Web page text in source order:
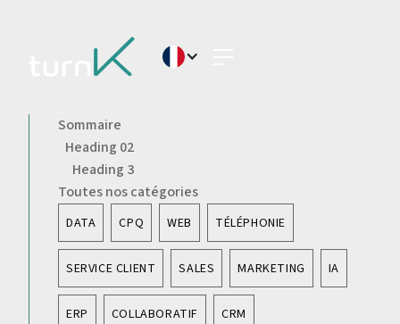
Sommaire
Heading 02
Heading 3
Toutes nos catégories
DATA CPQ WEB TÉLÉPHONIE
SERVICE CLIENT SALES MARKETING IA
ERP COLLABORATIF CRM